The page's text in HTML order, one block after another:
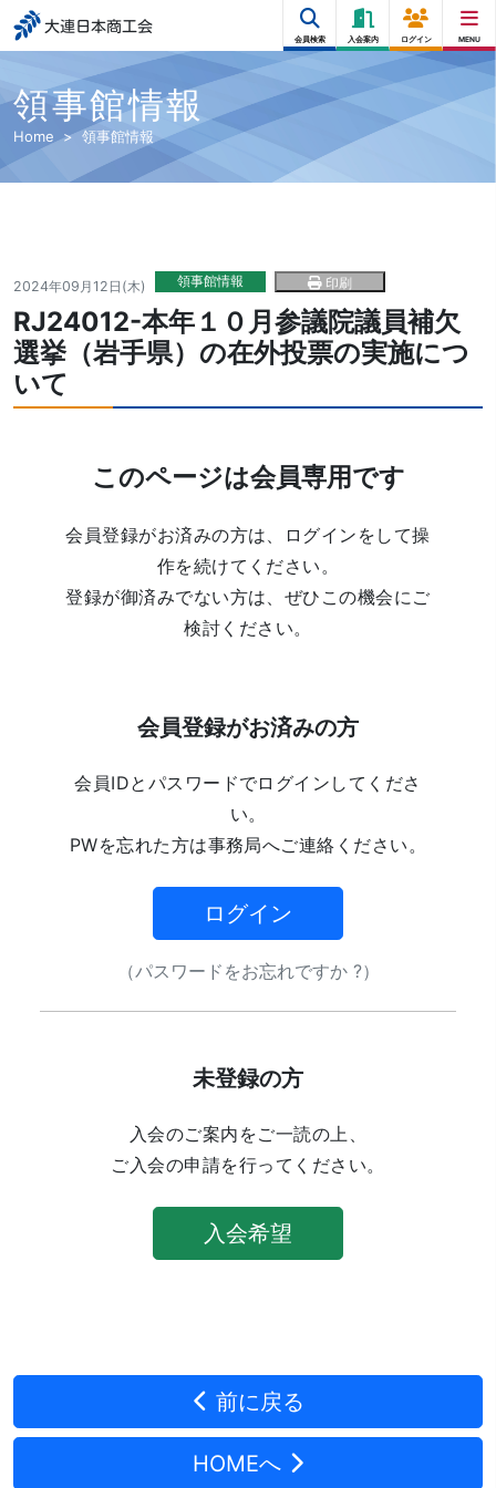
大連日本商工会
会員検索 入会案内 ログイン MENU
領事館情報
Home 領事館情報
2024年09月12日(木) 領事館情報 印刷
RJ24012-本年１０月参議院議員補欠
選挙（岩手県）の在外投票の実施につ
いて
このページは会員専用です
会員登録がお済みの方は、ログインをして操
作を続けてください。
登録が御済みでない方は、ぜひこの機会にご
検討ください。
会員登録がお済みの方
会員IDとパスワードでログインしてくださ
い。
PWを忘れた方は事務局へご連絡ください。
ログイン
（パスワードをお忘れですか ?）
未登録の方
入会のご案内をご一読の上、
ご入会の申請を行ってください。
入会希望
前に戻る
HOMEへ